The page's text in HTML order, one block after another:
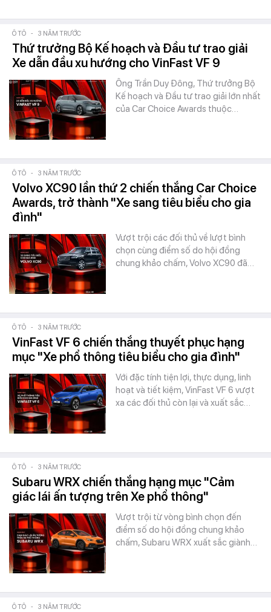
Ô TÔ - 3 NĂM TRƯỚC
Thứ trưởng Bộ Kế hoạch và Đầu tư trao giải
Xe dẫn đầu xu hướng cho VinFast VF 9
Ông Trần Duy Đông, Thứ trưởng Bộ
Kế hoạch và Đầu tư trao giải lớn nhất
của Car Choice Awards thuộc…
Ô TÔ - 3 NĂM TRƯỚC
Volvo XC90 lần thứ 2 chiến thắng Car Choice
Awards, trở thành "Xe sang tiêu biểu cho gia
đình"
Vượt trội các đối thủ về lượt bình
chọn cùng điểm số do hội đồng
chung khảo chấm, Volvo XC90 đã…
Ô TÔ - 3 NĂM TRƯỚC
VinFast VF 6 chiến thắng thuyết phục hạng
mục "Xe phổ thông tiêu biểu cho gia đình"
Với đặc tính tiện lợi, thực dụng, linh
hoạt và tiết kiệm, VinFast VF 6 vượt
xa các đối thủ còn lại và xuất sắc…
Ô TÔ - 3 NĂM TRƯỚC
Subaru WRX chiến thắng hạng mục "Cảm
giác lái ấn tượng trên Xe phổ thông"
Vượt trội từ vòng bình chọn đến
điểm số do hội đồng chung khảo
chấm, Subaru WRX xuất sắc giành…
Ô TÔ - 3 NĂM TRƯỚC